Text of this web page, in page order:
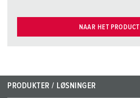
NAAR HET PRODUCT
PRODUKTER / LØSNINGER